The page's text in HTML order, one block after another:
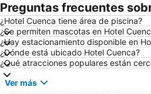
Preguntas frecuentes
¿Hotel Cuenca tiene área de piscina?
¿Se permiten mascotas en Hotel
¿Hay estacionamiento disponible en
¿Dónde está ubicado Hotel Cuenca?
¿Qué atracciones populares están
Ver más